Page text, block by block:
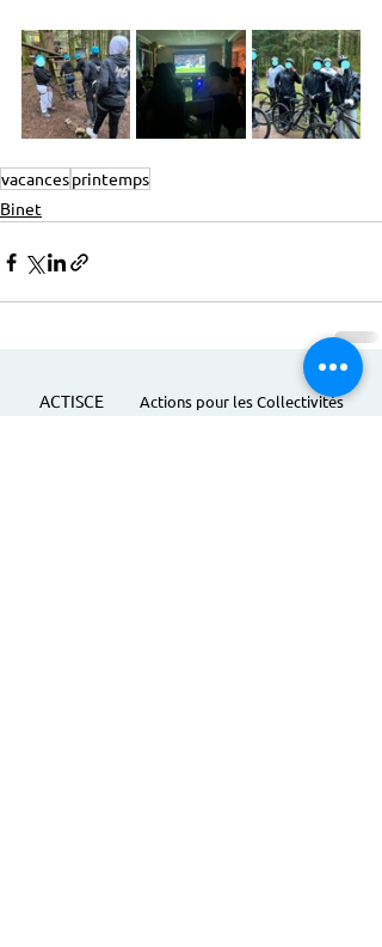
vacancesprintemps
Binet
ACTISCE
Actions pour les Collectivités